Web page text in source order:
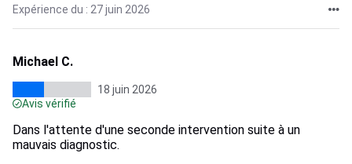
Expérience du : 27 juin 2026
Michael C.
18 juin 2026
Avis vérifié
Dans l'attente d'une seconde intervention suite à un
mauvais diagnostic.